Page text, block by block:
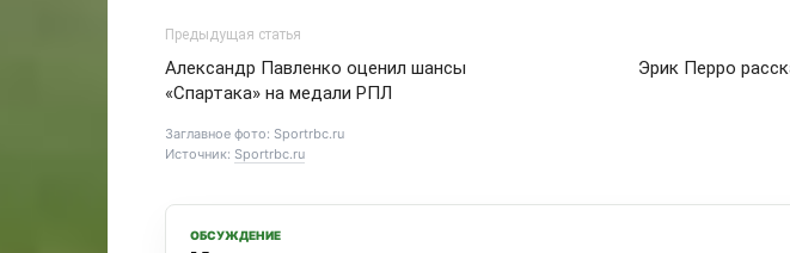
Предыдущая статья
Александр Павленко оценил шансы
«Спартака» на медали РПЛ
Эрик Перро
Заглавное фото: Sportrbc.ru
Источник: Sportrbc.ru
ОБСУЖДЕНИЕ